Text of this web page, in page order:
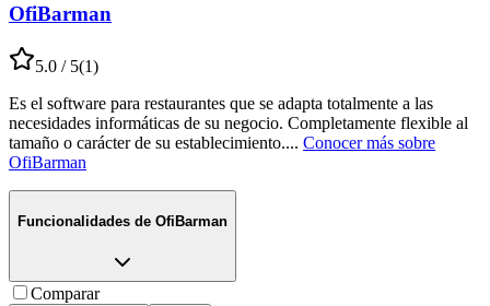
OfiBarman
5.0 / 5(1)
Es el software para restaurantes que se adapta totalmente a las
necesidades informáticas de su negocio. Completamente flexible al
tamaño o carácter de su establecimiento.... Conocer más sobre
OfiBarman
Funcionalidades de OfiBarman
Comparar